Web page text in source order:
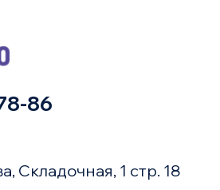
86
Складочная, 1 стр. 18